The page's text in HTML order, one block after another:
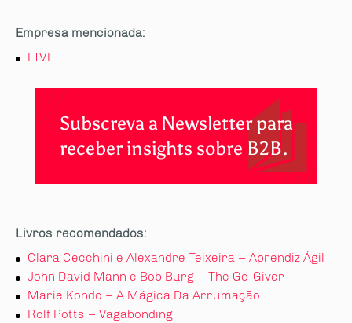
Empresa mencionada:
LIVE
Subscreva a Newsletter para
receber insights sobre B2B.
Livros recomendados:
Clara Cecchini e Alexandre Teixeira – Aprendiz Ágil
John David Mann e Bob Burg – The Go-Giver
Marie Kondo – A Mágica Da Arrumação
Rolf Potts – Vagabonding